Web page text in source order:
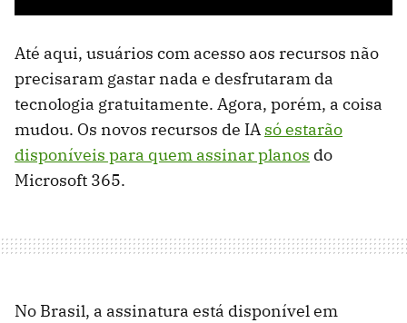
Até aqui, usuários com acesso aos recursos não
precisaram gastar nada e desfrutaram da
tecnologia gratuitamente. Agora, porém, a coisa
mudou. Os novos recursos de IA só estarão
disponíveis para quem assinar planos do
Microsoft 365.
No Brasil, a assinatura está disponível em